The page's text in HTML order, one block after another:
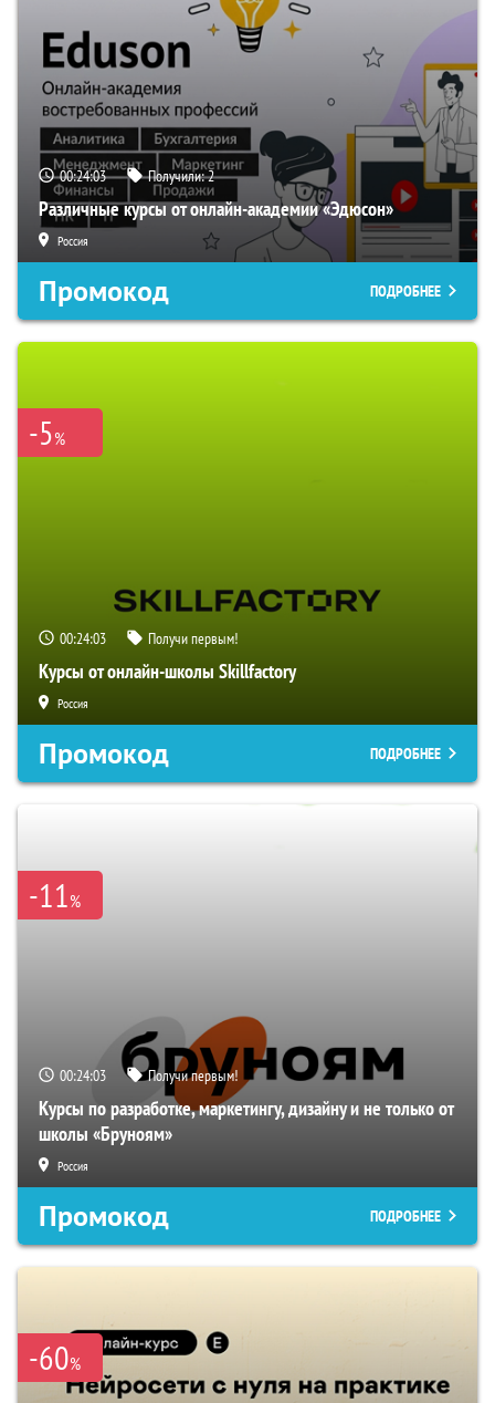
00:24:02 Получили:2
Различные курсы от онлайн-академии «Эдюсон»
Россия
Промокод ПОДРОБНЕЕ
-5%
00:24:02 Получи первым!
Курсы от онлайн-школы Skillfactory
Россия
Промокод ПОДРОБНЕЕ
-11%
00:24:02 Получи первым!
Курсы по разработке, маркетингу, дизайну и не только от
школы «Бруноям»
Россия
Промокод ПОДРОБНЕЕ
-60%